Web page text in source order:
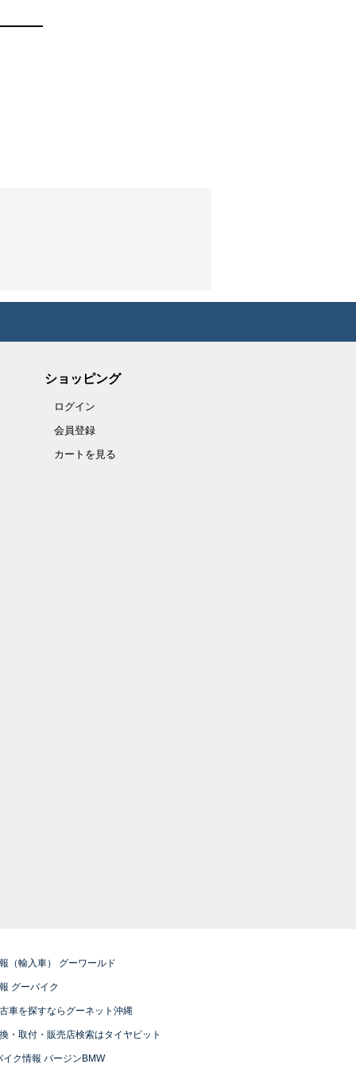
ショッピング
ログイン
会員登録
カートを見る
（輸入車） グーワールド
グーバイク
車を探すならグーネット沖縄
・取付・販売店検索はタイヤピット
イク情報 バージンBMW